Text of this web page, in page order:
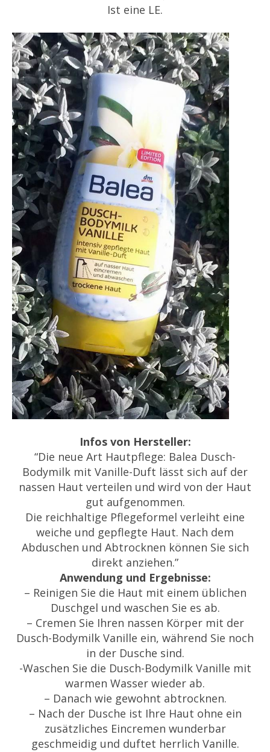
Ist eine LE.
Infos von Hersteller:
“Die neue Art Hautpflege: Balea Dusch-
Bodymilk mit Vanille-Duft lässt sich auf der
nassen Haut verteilen und wird von der Haut
gut aufgenommen.
Die reichhaltige Pflegeformel verleiht eine
weiche und gepflegte Haut. Nach dem
Abduschen und Abtrocknen können Sie sich
direkt anziehen.”
Anwendung und Ergebnisse:
– Reinigen Sie die Haut mit einem üblichen
Duschgel und waschen Sie es ab.
– Cremen Sie Ihren nassen Körper mit der
Dusch-Bodymilk Vanille ein, während Sie noch
in der Dusche sind.
-Waschen Sie die Dusch-Bodymilk Vanille mit
warmen Wasser wieder ab.
– Danach wie gewohnt abtrocknen.
– Nach der Dusche ist Ihre Haut ohne ein
zusätzliches Eincremen wunderbar
geschmeidig und duftet herrlich Vanille.